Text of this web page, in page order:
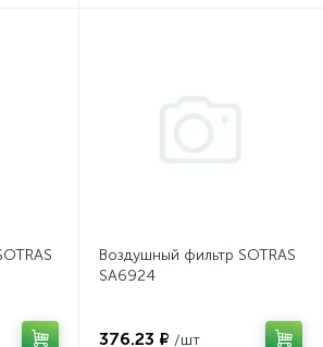
Воздушный фильтр SOTRAS
SA6924
376.23 ₽ /шт